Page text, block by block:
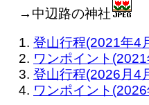
→中辺路の神社
登山行程(2021年4
ワンポイント
登山行程(2026月4
ワンポイント